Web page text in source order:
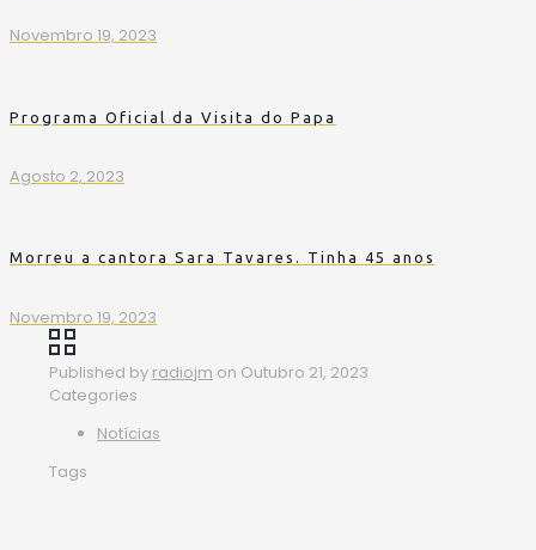
Novembro 19, 2023
Programa Oficial da Visita do Papa
Agosto 2, 2023
Morreu a cantora Sara Tavares. Tinha 45 anos
Novembro 19, 2023
Published by radiojm on Outubro 21, 2023
Categories
Notícias
Tags